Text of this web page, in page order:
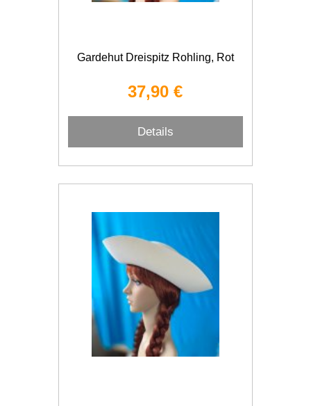
Gardehut Dreispitz Rohling, Rot
37,90 €
Details